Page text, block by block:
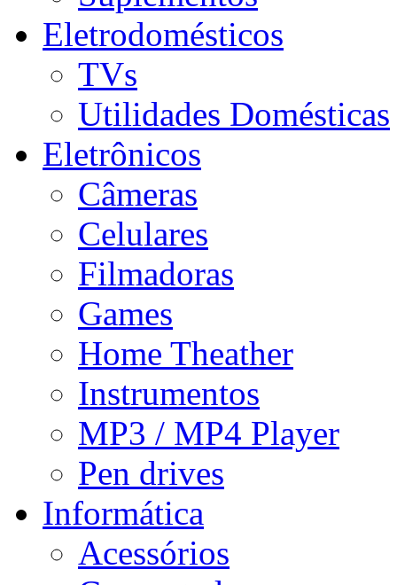
Eletrodomésticos
TVs
Utilidades Domésticas
Eletrônicos
Câmeras
Celulares
Filmadoras
Games
Home Theather
Instrumentos
MP3 / MP4 Player
Pen drives
Informática
Acessórios